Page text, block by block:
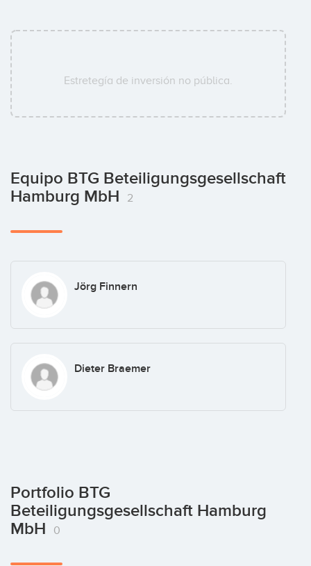
Estretegía de inversión no pública.
Equipo BTG Beteiligungsgesellschaft
Hamburg MbH
2
Jörg Finnern
Dieter Braemer
Portfolio BTG
Beteiligungsgesellschaft Hamburg
MbH
0